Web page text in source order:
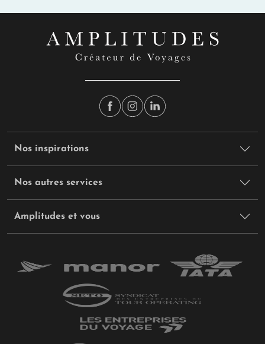
Nos inspirations
Nos autres services
Amplitudes et vous